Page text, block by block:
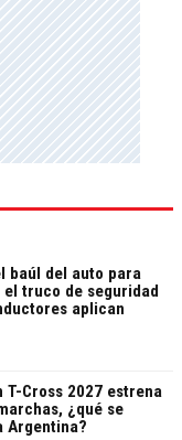
baúl del auto para
truco de seguridad
aplican
T-Cross 2027 estrena
¿qué se
Argentina?